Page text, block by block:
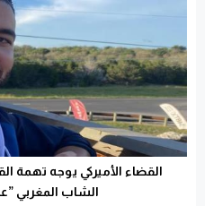
القضاء الأميركي يوجه تهمة
الشاب المغربي